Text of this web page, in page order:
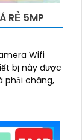
RẺ 5MP
Wifi
phải chăng,